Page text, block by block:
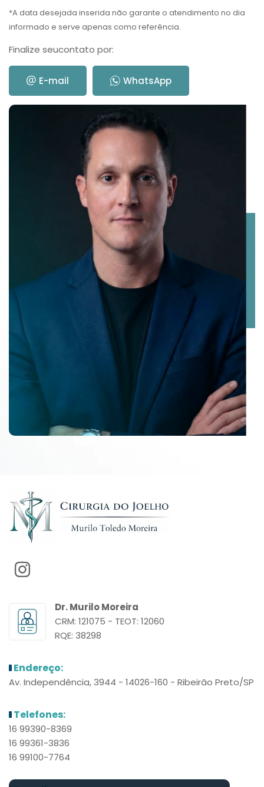
*A data desejada inserida não garante o atendimento no dia
informado e serve apenas como referência.
Finalize seucontato por:
E-mail WhatsApp
Dr. Murilo Moreira
CRM: 121075 - TEOT: 12060
RQE: 38298
Endereço:
Av. Independência, 3944 - 14026-160 - Ribeirão Preto/SP
Telefones:
16 99390-8369
16 99361-3836
16 99100-7764